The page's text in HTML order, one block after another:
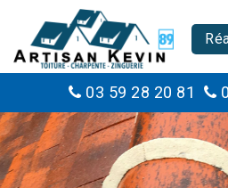
03 59 28 20 81